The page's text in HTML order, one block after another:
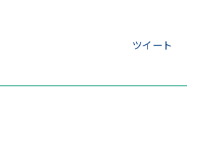
ツイート